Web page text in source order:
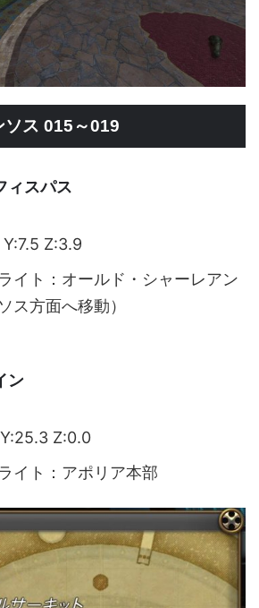
ソス 015～019
ィスパス
Z:3.9
イト：オールド・シャーレアン
ス方面へ移動）
ン
Z:0.0
イト：アポリア本部